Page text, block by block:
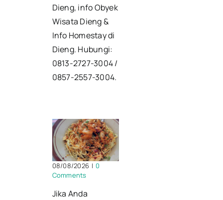
Dieng, info Obyek
Wisata Dieng &
Info Homestay di
Dieng. Hubungi:
0813-2727-3004 /
0857-2557-3004.
08/08/2026 | 0
Comments
Jika Anda